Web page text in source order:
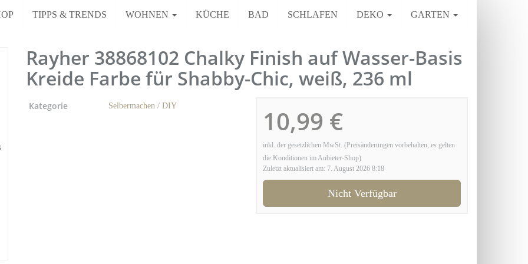
TIPPS & TRENDS WOHNEN KÜCHE BAD SCHLAFEN DEKO GARTEN
Rayher 38868102 Chalky Finish auf Wasser-Basis
Kreide Farbe für Shabby-Chic, weiß, 236 ml
10,99 €
inkl. der gesetzlichen MwSt. (Preisänderungen vorbehalten, es gelten
die Konditionen im Anbieter-Shop)
Zuletzt aktualisiert am: 7. August 2026 8:18
Nicht Verfügbar
Kategorie Selbermachen / DIY